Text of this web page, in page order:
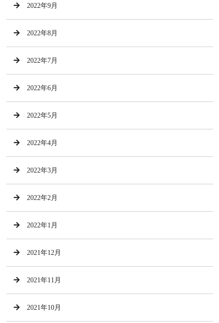
2022年9月
2022年8月
2022年7月
2022年6月
2022年5月
2022年4月
2022年3月
2022年2月
2022年1月
2021年12月
2021年11月
2021年10月